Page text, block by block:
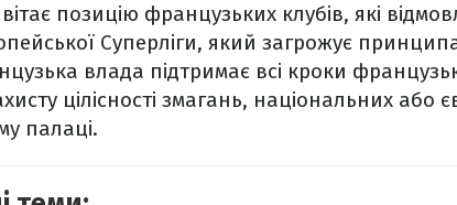
позицію французьких клубів, які
Суперліги, який загрожує
влада підтримає всі кроки
цілісності змагань, національних або
палаці.